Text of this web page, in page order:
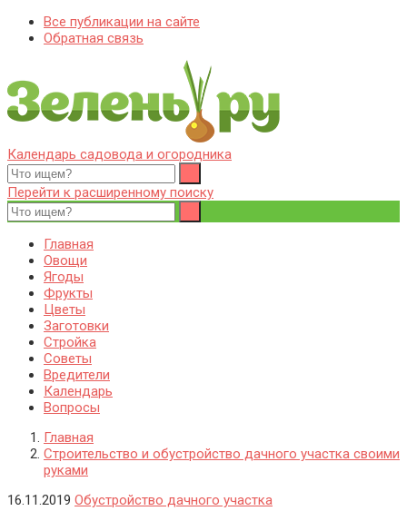
Все публикации на сайте
Обратная связь
Zelenj.ru – все про садоводство, земледелие, фермерство и
птицеводство
Особенности садоводства, земледелия, фермерства и
птицеводства. Выращивания культур, сбор и хранение урожая.
Уход за дачным участком, деревьями и кустами. Полезные
советы дачникам и садоводам
Календарь садовода и огородника
Перейти к расширенному поиску
Главная
Овощи
Ягоды
Фрукты
Цветы
Заготовки
Стройка
Советы
Вредители
Календарь
Вопросы
Главная
Строительство и обустройство дачного участка своими
руками
16.11.2019 Обустройство дачного участка